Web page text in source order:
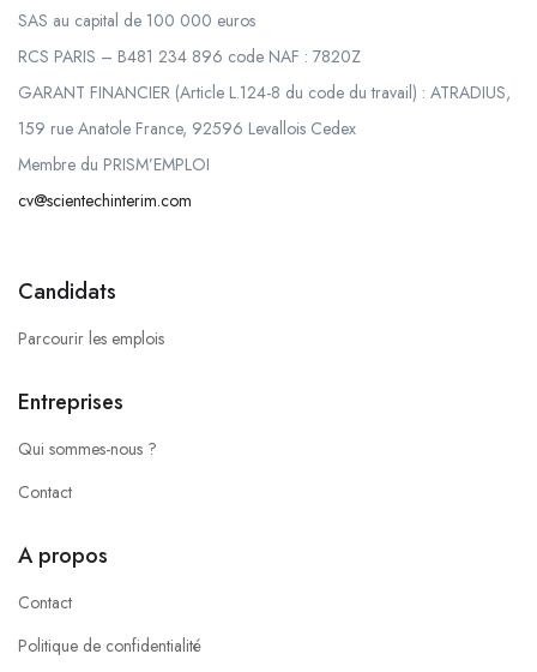
SAS au capital de 100 000 euros
RCS PARIS – B481 234 896 code NAF : 7820Z
GARANT FINANCIER (Article L.124-8 du code du travail) : ATRADIUS,
159 rue Anatole France, 92596 Levallois Cedex
Membre du PRISM’EMPLOI
cv@scientechinterim.com
Candidats
Parcourir les emplois
Entreprises
Qui sommes-nous ?
Contact
A propos
Contact
Politique de confidentialité